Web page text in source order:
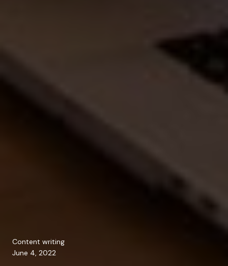
Content writing
June 4, 2022